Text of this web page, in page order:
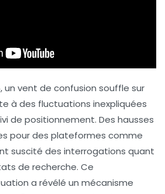
un vent de confusion souffle sur
à des fluctuations inexpliquées
de positionnement. Des hausses
pour des plateformes comme
suscité des interrogations quant
de recherche. Ce
a révélé un mécanisme